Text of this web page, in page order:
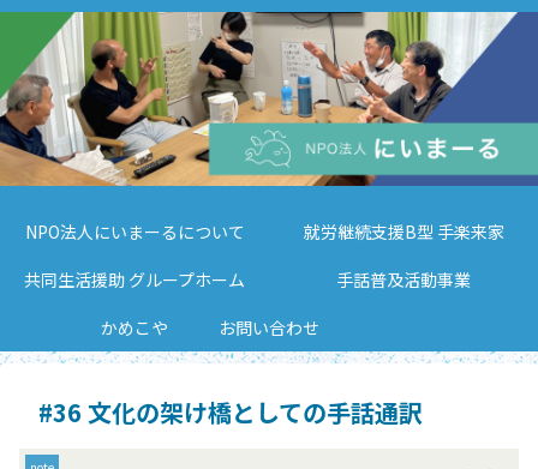
NPO法人にいまーるについて
就労継続支援B型 手楽来家
共同生活援助 グループホーム
かめこや
手話普及活動事業
お問い合わせ
#36 文化の架け橋としての手話通訳